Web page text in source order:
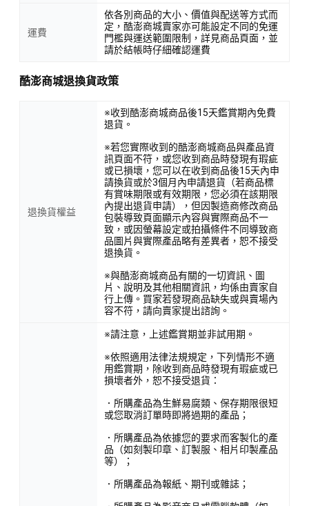
運費
依各別商品的大小、價值與配送等方式而
定，酷澎商城賣家亦可能設定不同的免運
門檻與運送範圍限制，詳見商品頁面，並
請於結帳時仔細確認運費
酷澎商城退換貨政策
退換貨權益
※收到酷澎商城商品後15天鑑賞期內免費
退貨。
※若您實際收到的酷澎商城商品與產品資
訊頁面不符，或您收到商品時發現有瑕疵
或已損壞，您可以在收到商品後15天內申
請換貨或於3個月內申請退貨（若商品標
有賞味期限或有效期限，您必須在該期限
內提出退貨申請），但因製造商修改商品
包裝導致頁面顯示內容與實際商品不一
致，或因螢幕設定或拍攝條件不同導致商
品圖片與實際產品略有差異者，恕不接受
退換貨。
※與酷澎商城商品有關的一切資訊、圖
片、說明及其他相關資訊，均係由賣家自
行上傳。買家若發現商品缺失或與賣場內
容不符，請向賣家提出諮詢。
※請注意，上述鑑賞期並非試用期。
※依照適用法律法規規定，下列情形不適
用鑑賞期，除收到商品時發現有瑕疵或已
損壞者外，恕不接受退貨：
．所購產品為生鮮易腐類、保存期限很短
或您取消訂單時即將過期的產品；
．所購產品為依據您的要求而客製化的產
品（如刻製印章、訂製服、相片印製產品
等）；
．所購產品為報紙、期刊或雜誌；